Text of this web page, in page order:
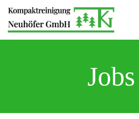
Zum
Inhalt
springen
Jobs